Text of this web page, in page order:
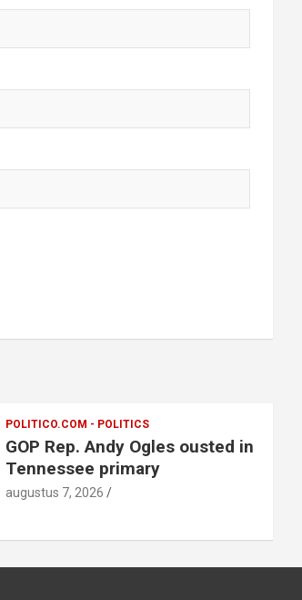
POLITICO.COM - POLITICS
GOP Rep. Andy Ogles ousted in
Tennessee primary
augustus 7, 2026